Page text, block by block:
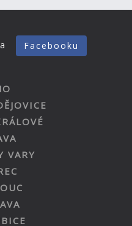
Facebooku
VARY